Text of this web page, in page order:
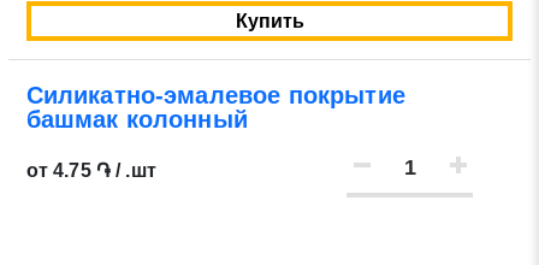
Купить
Силикатно-эмалевое покрытие
башмак колонный
от 4.75 ֏ / .шт